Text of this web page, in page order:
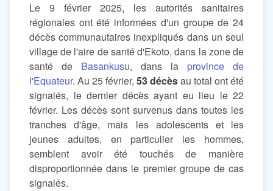
Le 9 février 2025, les autorités sanitaires
régionales ont été informées d'un groupe de 24
décès communautaires inexpliqués dans un seul
village de l'aire de santé d'Ekoto, dans la zone de
santé de Basankusu, dans la province de
l'Equateur. Au 25 février, 53 décèsau total ont été
signalés, le dernier décès ayant eu lieu le 22
février. Les décès sont survenus dans toutes les
tranches d'âge, mais les adolescents et les
jeunes adultes, en particulier les hommes,
semblent avoir été touchés de manière
disproportionnée dans le premier groupe de cas
signalés.